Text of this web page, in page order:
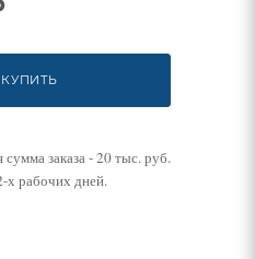
КУПИТЬ
заказа - 20 тыс. руб.
х рабочих дней.